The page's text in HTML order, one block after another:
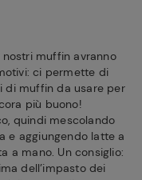
muffin avranno
ci permette di
di muffin da usare per
più buono!
quindi mescolando
e aggiungendo latte a
a mano. Un consiglio:
dell’impasto dei